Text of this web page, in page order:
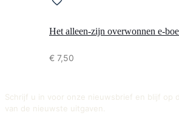
Het alleen-zijn overwonnen e-
€ 7,50
Schrijf u in voor onze nieuwsbrief en blijf op
van de nieuwste uitgaven.